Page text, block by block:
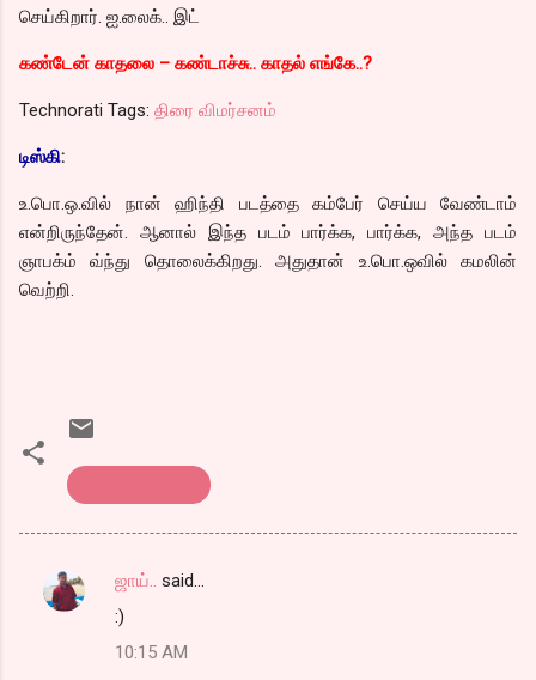
செய்கிறார். ஐ.லைக்.. இட்
கண்டேன் காதலை – கண்டாச்சு.. காதல் எங்கே..?
Technorati Tags: திரை விமர்சனம்
டிஸ்கி:
உ.பொ.ஒ.வில் நான் ஹிந்தி படத்தை கம்பேர் செய்ய வேண்டாம்
என்றிருந்தேன். ஆனால் இந்த படம் பார்க்க, பார்க்க, அந்த படம்
ஞாபக்ம் வ்ந்து தொலைக்கிறது. அதுதான் உ.பொ.ஒவில் கமலின்
வெற்றி.
C
ஜாய்..
said…
:)
10:15 AM